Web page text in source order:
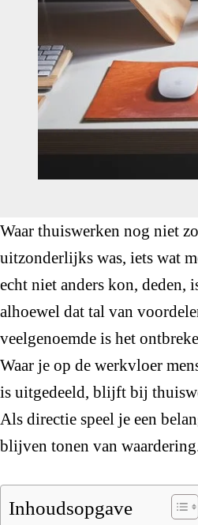
Waar thuiswerken nog niet
uitzonderlijks was, iets wat
echt niet anders kon, deden,
alhoewel dat tal van
veelgenoemde is het
Waar je op de werkvloer
is uitgedeeld, blijft bij
Als directie speel je een
blijven tonen van
Inhoudsopgave